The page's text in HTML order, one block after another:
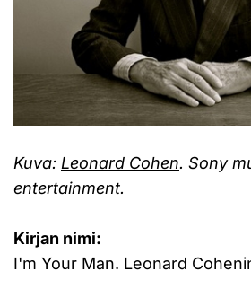
Kuva: Leonard Cohen. Sony
entertainment.
Kirjan nimi:
I'm Your Man. Leonard